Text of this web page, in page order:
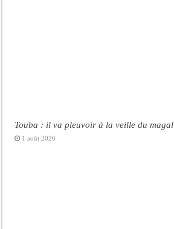
Touba : il va pleuvoir à la veille du magal
1 août 2026